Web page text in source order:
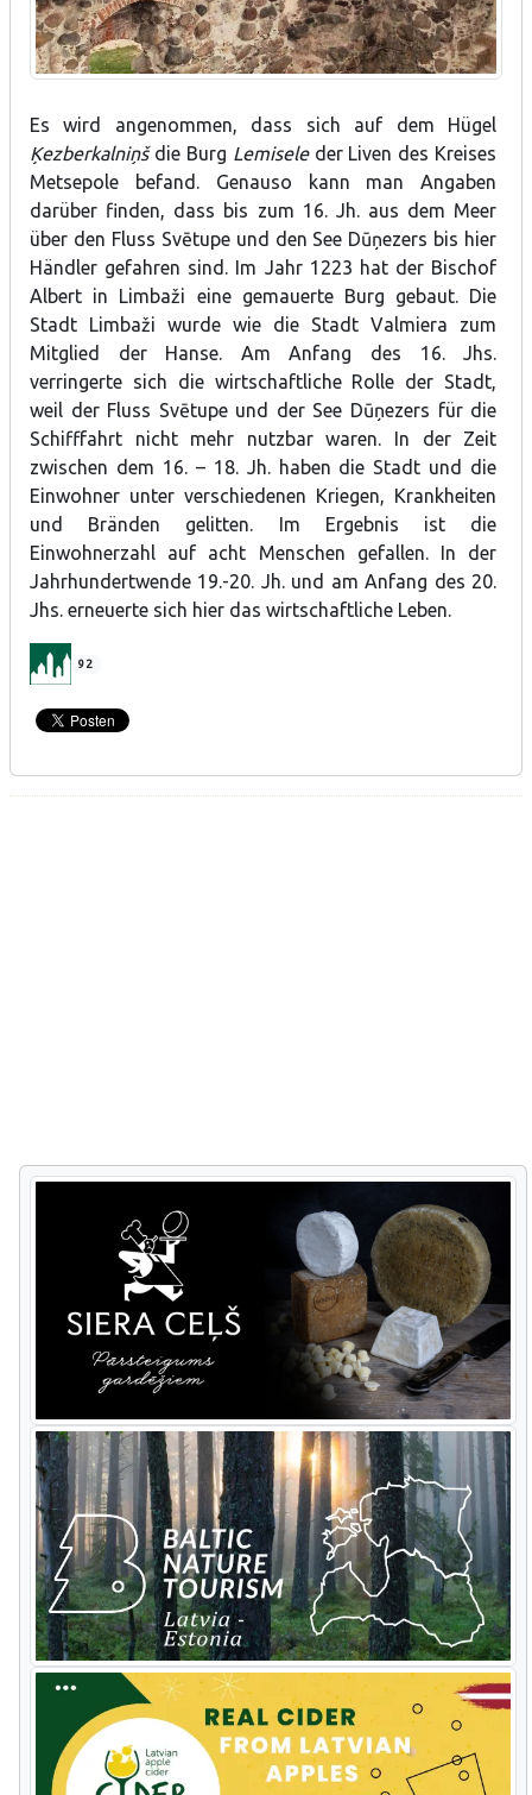
Es wird angenommen, dass sich auf dem Hügel
Ķezberkalniņšdie Burg Lemiseleder Liven des Kreises
Metsepole befand. Genauso kann man Angaben
darüber finden, dass bis zum 16. Jh. aus dem Meer
über den Fluss Svētupe und den See Dūņezers bis hier
Händler gefahren sind. Im Jahr 1223 hat der Bischof
Albert in Limbaži eine gemauerte Burg gebaut. Die
Stadt Limbaži wurde wie die Stadt Valmiera zum
Mitglied der Hanse. Am Anfang des 16. Jhs.
verringerte sich die wirtschaftliche Rolle der Stadt,
weil der Fluss Svētupe und der See Dūņezers für die
Schifffahrt nicht mehr nutzbar waren. In der Zeit
zwischen dem 16. – 18. Jh. haben die Stadt und die
Einwohner unter verschiedenen Kriegen, Krankheiten
und Bränden gelitten. Im Ergebnis ist die
Einwohnerzahl auf acht Menschen gefallen. In der
Jahrhundertwende 19.-20. Jh. und am Anfang des 20.
Jhs. erneuerte sich hier das wirtschaftliche Leben.
92